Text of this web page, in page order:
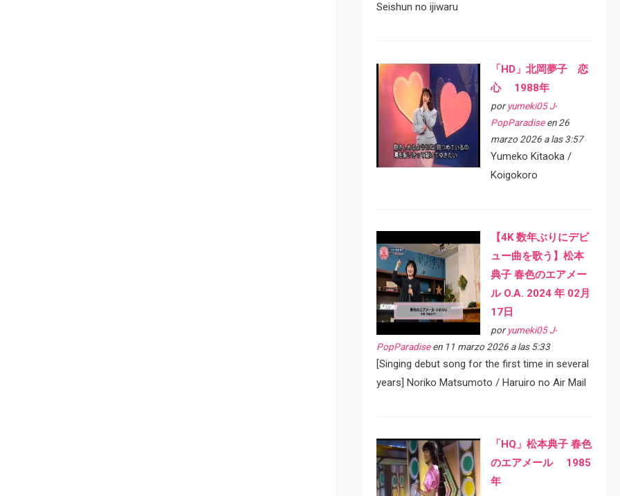
Seishun no ijiwaru
「HD」北岡夢子 恋
心 1988年
por yumeki05 J-
PopParadiseen 26
marzo 2026 a las 3:57
Yumeko Kitaoka /
Koigokoro
【4K 数年ぶりにデビ
ュー曲を歌う】松本
典子 春色のエアメー
ル O.A. 2024 年 02月
17日
por yumeki05 J-
PopParadiseen 11 marzo 2026 a las 5:33
[Singing debut song for the first time in several
years] Noriko Matsumoto / Haruiro no Air Mail
「HQ」松本典子 春色
のエアメール 1985
年